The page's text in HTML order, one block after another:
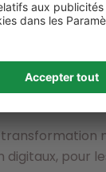
filiale
Assurance
, de
pour